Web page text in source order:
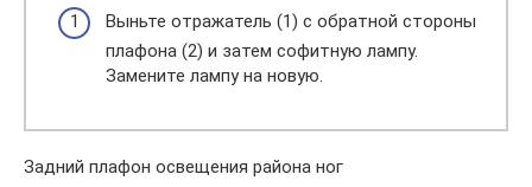
Выньте отражатель (1) с обратной стороны
плафона (2) и затем софитную лампу.
Замените лампу на новую.
Задний плафон освещения района ног